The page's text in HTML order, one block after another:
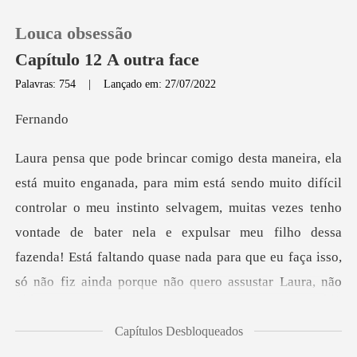
Loja
Histórico
Sair
Louca obsessão
Capítulo 12 A outra face
Palavras: 754 |Lançado em: 27/07/2022
rn
trolar o meu instinto selvagem, muitas vezes tenho
vontade de bater nela e expulsar meu filho dessa
fazenda! Está
Capítulos Desbloqueados